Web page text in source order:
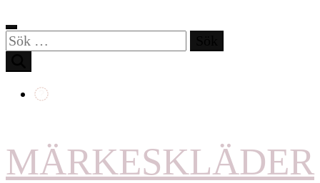
Sök
efter:
MÄRKESKLÄDER